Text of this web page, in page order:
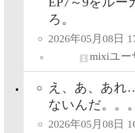
ろ。
2026年05月08日
mixiユー
え、あ、あれ
ないんだ。。。
2026年05月08日